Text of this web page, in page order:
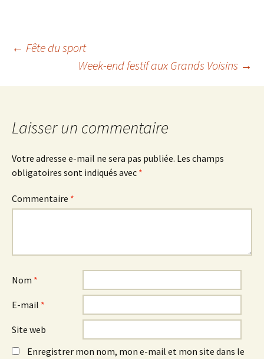
Navigation
des
articles
← Fête du sport
Week-end festif aux Grands Voisins →
Laisser un commentaire
Votre adresse e-mail ne sera pas publiée. Les champs
obligatoires sont indiqués avec *
Commentaire *
Nom *
E-mail *
Site web
Enregistrer mon nom, mon e-mail et mon site dans le